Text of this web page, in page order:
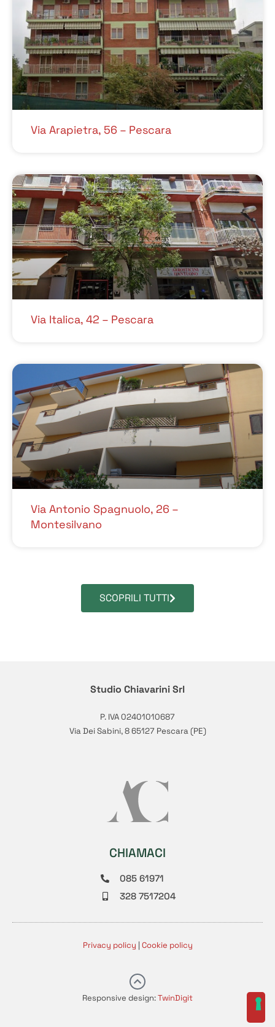
Via Arapietra, 56 – Pescara
Via Italica, 42 – Pescara
Via Antonio Spagnuolo, 26 –
Montesilvano
SCOPRILI TUTTI
Studio Chiavarini Srl
P. IVA 02401010687
Via Dei Sabini, 8 65127 Pescara (PE)
CHIAMACI
085 61971
328 7517204
Responsive design:TwinDigit
Privacy policy | Cookie policy